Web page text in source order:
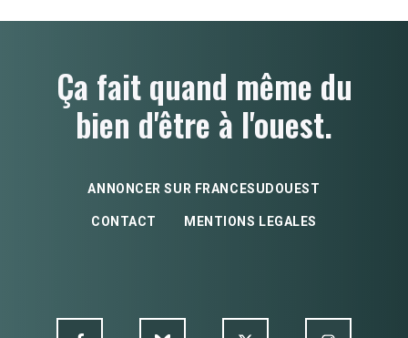
Ça fait quand même du
bien d'être à l'ouest.
ANNONCER SUR FRANCESUDOUEST
CONTACT MENTIONS LEGALES